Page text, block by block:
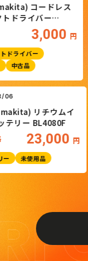
コードレス
ライバー
3,000 円
イバー
古品
08/06
タ(makita) リチウムイ
バッテリー BL4080F
格 23,000
テリー 未使用品